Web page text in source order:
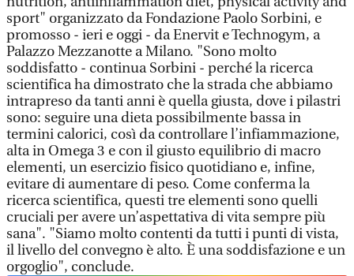
sport" organizzato da Fondazione Paolo Sorbini, e
promosso - ieri e oggi - da Enervit e Technogym, a
Palazzo Mezzanotte a Milano. "Sono molto
soddisfatto - continua Sorbini - perché la ricerca
scientifica ha dimostrato che la strada che abbiamo
intrapreso da tanti anni è quella giusta, dove i pilastri
sono: seguire una dieta possibilmente bassa in
termini calorici, così da controllare l’infiammazione,
alta in Omega 3 e con il giusto equilibrio di macro
elementi, un esercizio fisico quotidiano e, infine,
evitare di aumentare di peso. Come conferma la
ricerca scientifica, questi tre elementi sono quelli
cruciali per avere un’aspettativa di vita sempre più
sana". "Siamo molto contenti da tutti i punti di vista,
il livello del convegno è alto. È una soddisfazione e un
orgoglio", conclude.